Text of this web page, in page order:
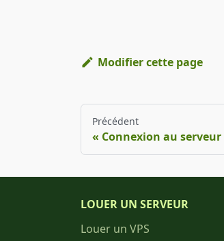
Modifier cette page
Précédent
Connexion au serveur
LOUER UN SERVEUR
Louer un VPS